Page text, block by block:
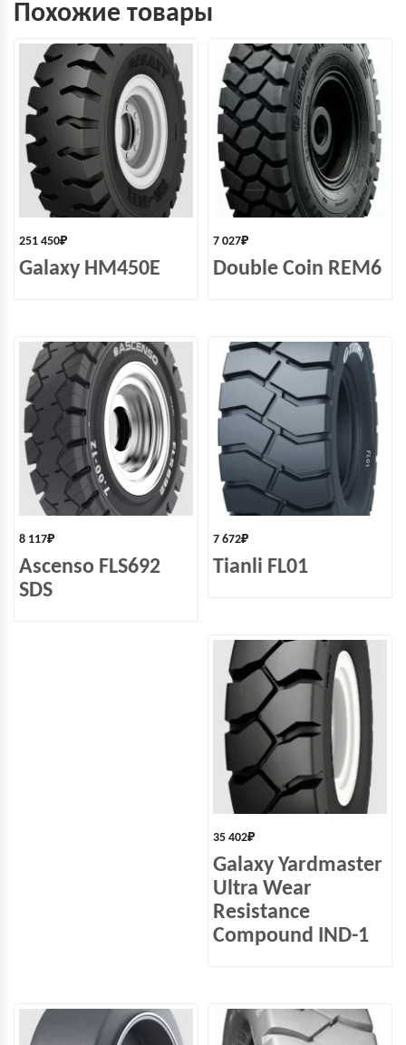
Похожие товары
251 450₽
Galaxy HM450E
7 027₽
Double Coin REM6
8 117₽
Ascenso FLS692
SDS
7 672₽
Tianli FL01
35 402₽
Galaxy Yardmaster
Ultra Wear
Resistance
Compound IND-1